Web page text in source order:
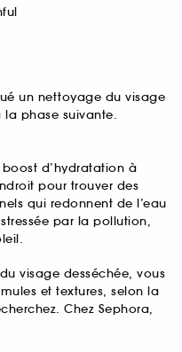
un nettoyage du visage
phase suivante.
d’hydratation à
pour trouver des
qui redonnent de l’eau
par la pollution,
visage desséchée, vous
et textures, selon la
Chez Sephora,